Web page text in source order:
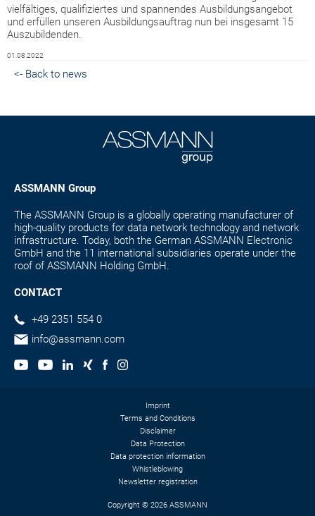
vielfältiges, qualifiziertes und spannendes Ausbildungsangebot
und erfüllen unseren Ausbildungsauftrag nun bei insgesamt 15
Auszubildenden.
01.08.2022
<- Back to news
ASSMANN Group
The ASSMANN Group is a globally operating manufacturer of
high-quality products for data network technology and network
infrastructure. Today, both the German ASSMANN Electronic
GmbH and the 11 international subsidiaries operate under the
roof of ASSMANN Holding GmbH.
CONTACT
+49 2351 554 0
info@assmann.com
Imprint
Terms and Conditions
Disclaimer
Data Protection
Data protection information
Whistleblowing
Newsletter registration
Copyright © 2026 ASSMANN